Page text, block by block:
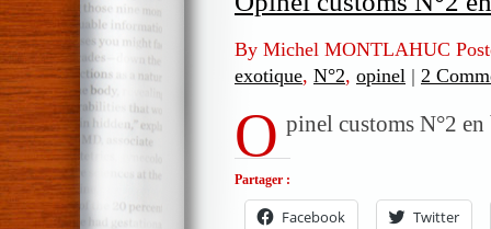
By Michel MONTLAHUC
exotique, N°2, opinel | 2
O pinel customs N°2
Partager :
Facebook Twitter